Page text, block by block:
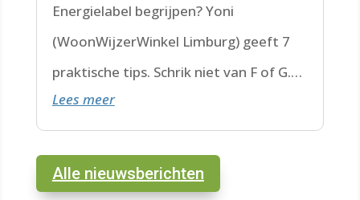
Energielabel begrijpen? Yoni
(WoonWijzerWinkel Limburg) geeft 7
praktische tips. Schrik niet van F of G.
Check de datum. Lees hier verder.
Lees meer
Alle nieuwsberichten